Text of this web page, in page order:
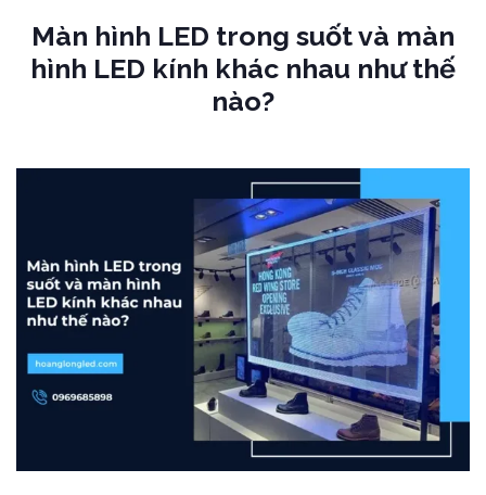
Màn hình LED trong suốt và màn
hình LED kính khác nhau như thế
nào?